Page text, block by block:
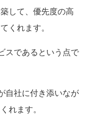
して、優先度の高
くれます。
スであるという点で
自社に付き添いなが
れます。